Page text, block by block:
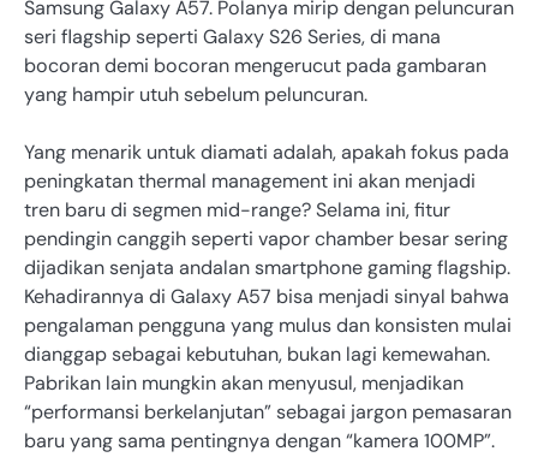
Samsung Galaxy A57. Polanya mirip dengan peluncuran
seri flagship seperti Galaxy S26 Series, di mana
bocoran demi bocoran mengerucut pada gambaran
yang hampir utuh sebelum peluncuran.
Yang menarik untuk diamati adalah, apakah fokus pada
peningkatan thermal management ini akan menjadi
tren baru di segmen mid-range? Selama ini, fitur
pendingin canggih seperti vapor chamber besar sering
dijadikan senjata andalan smartphone gaming flagship.
Kehadirannya di Galaxy A57 bisa menjadi sinyal bahwa
pengalaman pengguna yang mulus dan konsisten mulai
dianggap sebagai kebutuhan, bukan lagi kemewahan.
Pabrikan lain mungkin akan menyusul, menjadikan
“performansi berkelanjutan” sebagai jargon pemasaran
baru yang sama pentingnya dengan “kamera 100MP”.